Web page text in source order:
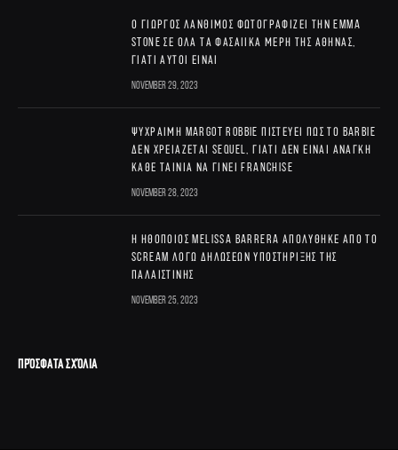
Ο Γιώργος Λάνθιμος φωτογραφίζει την Emma
Stone σε όλα τα φασαίικα μέρη της Αθήνας,
γιατί αυτοί είναι
November 29, 2023
Ψύχραιμη Margot Robbie πιστεύει πως το Barbie
δεν χρειάζεται sequel, γιατί δεν είναι ανάγκη
κάθε ταινία να γίνει franchise
November 28, 2023
Η ηθοποιός Melissa Barrera απολύθηκε από το
Scream λόγω δηλώσεων υποστήριξης της
Παλαιστίνης
November 25, 2023
ΠΡΌΣΦΑΤΑ ΣΧΌΛΙΑ